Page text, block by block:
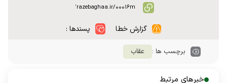
گزارش خطا پسندها :
برچسب ها : عقاب
خبرهای مرتبط